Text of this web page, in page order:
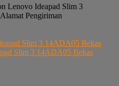
Lenovo Ideapad Slim 3
Pengiriman
Slim 3 14ADA05 Bekas